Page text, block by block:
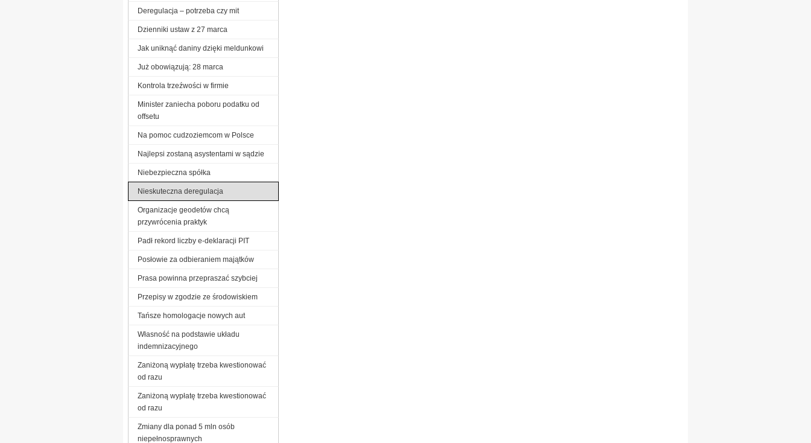
Deregulacja – potrzeba czy mit
Dzienniki ustaw z 27 marca
Jak uniknąć daniny dzięki meldunkowi
Już obowiązują: 28 marca
Kontrola trzeźwości w firmie
Minister zaniecha poboru podatku od
offsetu
Na pomoc cudzoziemcom w Polsce
Najlepsi zostaną asystentami w sądzie
Niebezpieczna spółka
Nieskuteczna deregulacja
Organizacje geodetów chcą
przywrócenia praktyk
Padł rekord liczby e-deklaracji PIT
Posłowie za odbieraniem majątków
Prasa powinna przepraszać szybciej
Przepisy w zgodzie ze środowiskiem
Tańsze homologacje nowych aut
Własność na podstawie układu
indemnizacyjnego
Zaniżoną wypłatę trzeba kwestionować
od razu
Zaniżoną wypłatę trzeba kwestionować
od razu
Zmiany dla ponad 5 mln osób
niepełnosprawnych